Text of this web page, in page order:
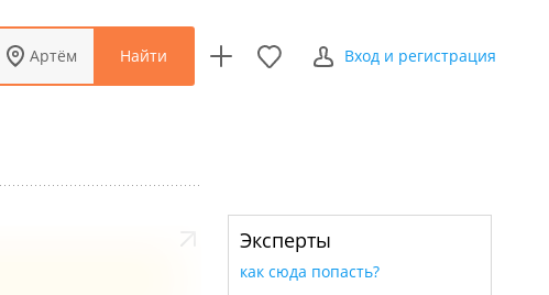
Артём Найти Вход и регистрация
Эксперты
как сюда попасть?